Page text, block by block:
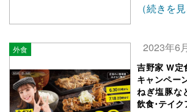
（続きを見
外食 2023年6
吉野家 W定
キャンペー
ねぎ塩豚な
飲食･テイク